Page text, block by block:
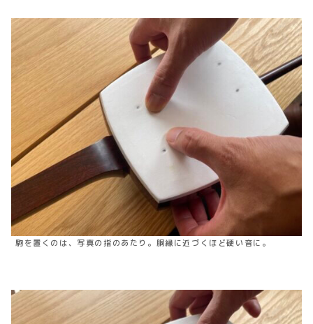
駒を置くのは、写真の指のあたり。胴縁に近づくほど硬い音に。